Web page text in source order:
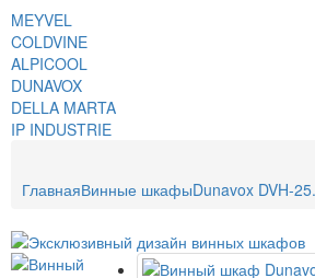
MEYVEL
COLDVINE
ALPICOOL
DUNAVOX
DELLA MARTA
IP INDUSTRIE
ГлавнаяВинные шкафыDunavox DVH-